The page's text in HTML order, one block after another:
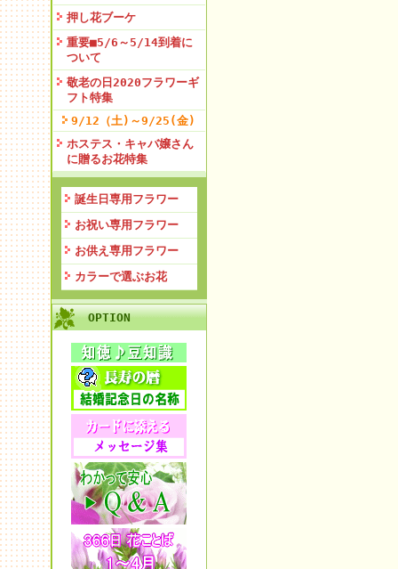
押し花ブーケ
重要■5/6～5/14到着に
ついて
敬老の日2020フラワーギ
フト特集
9/12（土)～9/25(金)
ホステス・キャバ嬢さん
に贈るお花特集
誕生日専用フラワー
お祝い専用フラワー
お供え専用フラワー
カラーで選ぶお花
OPTION